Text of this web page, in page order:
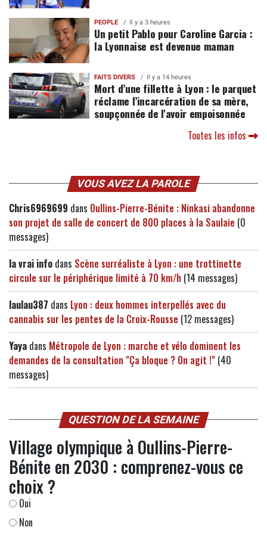
PEOPLE Il y a 3 heures
Un petit Pablo pour Caroline Garcia :
la Lyonnaise est devenue maman
FAITS DIVERS Il y a 14 heures
Mort d’une fillette à Lyon : le parquet
réclame l’incarcération de sa mère,
soupçonnée de l'avoir empoisonnée
Toutes les infos
VOUS AVEZ LA PAROLE
Chris6969699 dans Oullins-Pierre-Bénite : Ninkasi abandonne
son projet de salle de concert de 800 places à la Saulaie (0
messages)
la vrai info dans Scène surréaliste à Lyon : une trottinette
circule sur le périphérique limité à 70 km/h (14 messages)
laulau387 dans Lyon : deux hommes interpellés avec du
cannabis sur les pentes de la Croix-Rousse (12 messages)
Yaya dans Métropole de Lyon : marche et vélo dominent les
demandes de la consultation "Ça bloque ? On agit !" (40
messages)
QUESTION DE LA SEMAINE
Village olympique à Oullins-Pierre-
Bénite en 2030 : comprenez-vous ce
choix ?
Oui
Non